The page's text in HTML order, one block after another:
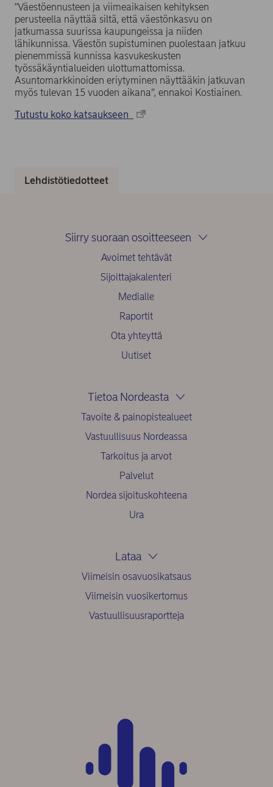
"Väestöennusteen ja viimeaikaisen kehityksen
perusteella näyttää siltä, että väestönkasvu on
jatkumassa suurissa kaupungeissa ja niiden
lähikunnissa. Väestön supistuminen puolestaan jatkuu
pienemmissä kunnissa kasvukeskusten
työssäkäyntialueiden ulottumattomissa.
Asuntomarkkinoiden eriytyminen näyttääkin jatkuvan
myös tulevan 15 vuoden aikana”, ennakoi Kostiainen.
Tutustu koko katsaukseen
Lehdistötiedotteet
Siirry suoraan osoitteeseen
Avoimet tehtävät
Sijoittajakalenteri
Medialle
Raportit
Ota yhteyttä
Uutiset
Tietoa Nordeasta
Tavoite & painopistealueet
Vastuullisuus Nordeassa
Tarkoitus ja arvot
Palvelut
Nordea sijoituskohteena
Ura
Lataa
Viimeisin osavuosikatsaus
Viimeisin vuosikertomus
Vastuullisuusraportteja